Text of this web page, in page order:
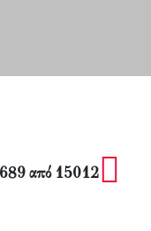
από 15012